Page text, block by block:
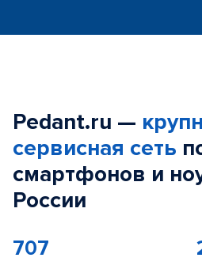
Pedant.ru —
сервисная сеть
смартфонов и
России
707